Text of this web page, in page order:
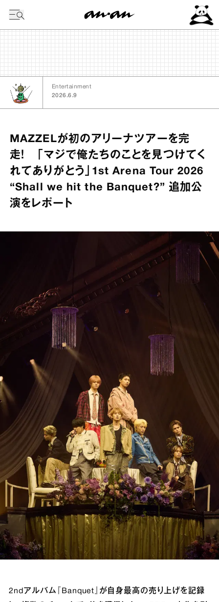
Entertainment
2026.6.9
MAZZELが初のアリーナツアーを完
走！ 「マジで俺たちのことを見つけてく
れてありがとう」1st Arena Tour 2026
“Shall we hit the Banquet?” 追加公
演をレポート
2ndアルバム『Banquet』が自身最高の売り上げを記録